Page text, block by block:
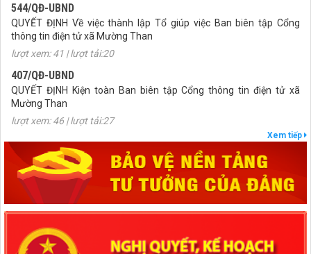
QUYẾT ĐỊNH Về việc thành lập Tổ giúp việc Ban biên tập Cổng
thông tin điện tử xã Mường Than
lượt xem: 41 | lượt tải:20
QUYẾT ĐỊNH Kiện toàn Ban biên tập Cổng thông tin điện tử xã
Mường Than
lượt xem: 46 | lượt tải:27
Nghị quyết Thông qua chủ trương sắp xếp đơn vị hành chính cấp xã
của tỉnh Lai Châu năm 2025
lượt xem: 85 | lượt tải:48
1670/NQ-UBTVQH15
Nghị quyết số 1670/NQ-UBTVQH15 của ỦY BAN THƯỜNG VỤ
QUỐC HỘI: Về việc sắp xếp các đơn vị hành chính cấp xã của tỉnh
Lai Châu năm 2025
Xem tiếp